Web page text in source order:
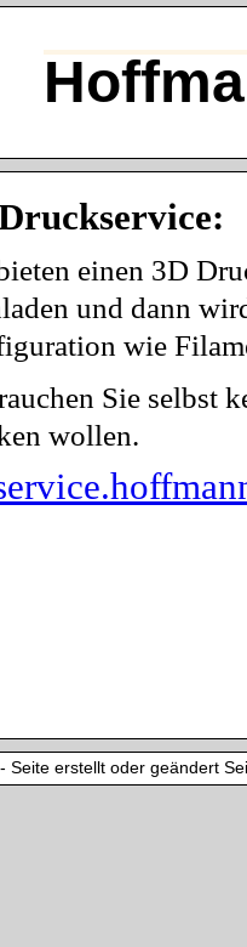
einen 3D
und dann
wie
Sie selbst
wollen.
Seite erstellt oder geändert